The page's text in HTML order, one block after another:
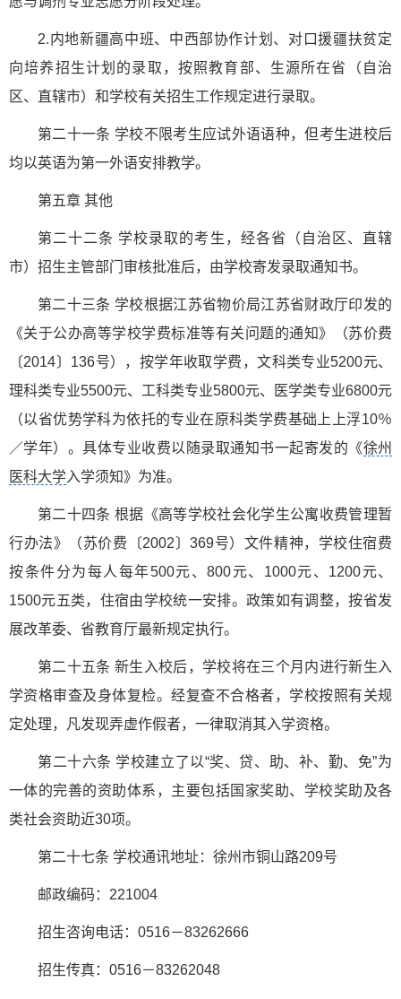
2.内地新疆高中班、中西部协作计划、对口援疆扶贫定
向培养招生计划的录取，按照教育部、生源所在省（自治
区、直辖市）和学校有关招生工作规定进行录取。
第二十一条 学校不限考生应试外语语种，但考生进校后
均以英语为第一外语安排教学。
第五章 其他
第二十二条 学校录取的考生，经各省（自治区、直辖
市）招生主管部门审核批准后，由学校寄发录取通知书。
第二十三条 学校根据江苏省物价局江苏省财政厅印发的
《关于公办高等学校学费标准等有关问题的通知》（苏价费
〔2014〕136号），按学年收取学费，文科类专业5200元、
理科类专业5500元、工科类专业5800元、医学类专业6800元
（以省优势学科为依托的专业在原科类学费基础上上浮10％
／学年）。具体专业收费以随录取通知书一起寄发的《徐州
医科大学入学须知》为准。
第二十四条 根据《高等学校社会化学生公寓收费管理暂
行办法》（苏价费〔2002〕369号）文件精神，学校住宿费
按条件分为每人每年500元、800元、1000元、1200元、
1500元五类，住宿由学校统一安排。政策如有调整，按省发
展改革委、省教育厅最新规定执行。
第二十五条 新生入校后，学校将在三个月内进行新生入
学资格审查及身体复检。经复查不合格者，学校按照有关规
定处理，凡发现弄虚作假者，一律取消其入学资格。
第二十六条 学校建立了以“奖、贷、助、补、勤、免”为
一体的完善的资助体系，主要包括国家奖助、学校奖助及各
类社会资助近30项。
第二十七条 学校通讯地址：徐州市铜山路209号
邮政编码：221004
招生咨询电话：0516－83262666
招生传真：0516－83262048